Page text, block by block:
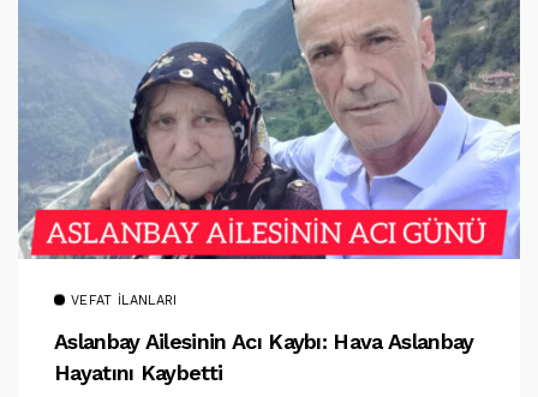
VEFAT İLANLARI
Aslanbay Ailesinin Acı Kaybı: Hava Aslanbay
Hayatını Kaybetti